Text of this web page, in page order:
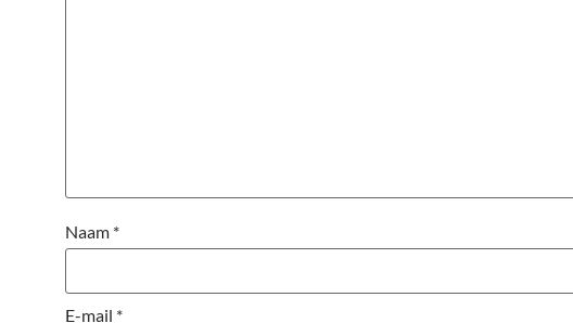
Naam *
E-mail *